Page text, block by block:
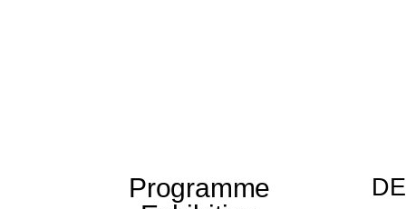
DE
Programme